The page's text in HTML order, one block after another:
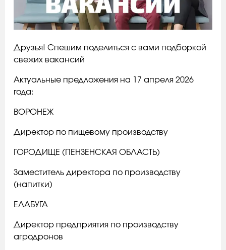
Друзья! Спешим поделиться с вами подборкой
свежих вакансий
Актуальные предложения на 17 апреля 2026
года:
ВОРОНЕЖ
Директор по пищевому производству
ГОРОДИЩЕ (ПЕНЗЕНСКАЯ ОБЛАСТЬ)
Заместитель директора по производству
(напитки)
ЕЛАБУГА
Директор предприятия по производству
агродронов